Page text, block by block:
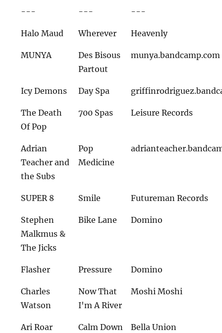
--- --- ---
Halo Maud Wherever Heavenly
MUNYA
Des Bisous
Partout
munya.bandcamp.com
Icy Demons Day Spa
The Death
Of Pop
700 Spas Leisure Records
Adrian
Teacher and
the Subs
Pop
Medicine
SUPER 8 Smile Futureman Records
Stephen
Malkmus &
The Jicks
Bike Lane Domino
Flasher Pressure Domino
Charles
Watson
Now That
I'm A River
Moshi Moshi
Ari Roar Calm Down Bella Union